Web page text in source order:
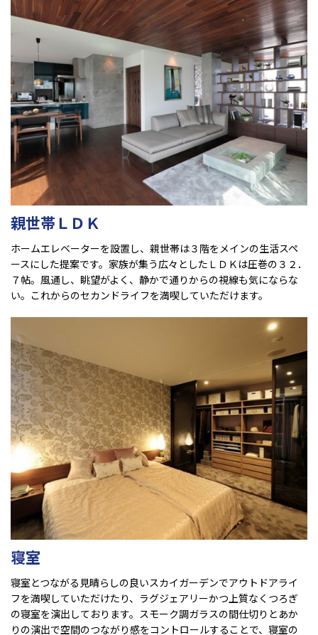
親世帯ＬＤＫ
ホームエレベーターを設置し、親世帯は３階をメインの生活スペ
ースにした提案です。家族が集う広々としたＬＤＫは圧巻の３２．
７帖。風通し、眺望がよく、静かで通りからの視線も気にならな
い。これからのセカンドライフを満喫していただけます。
寝室
寝室とつながる見晴らしの良いスカイガーデンでアウトドアライ
フを満喫していただけたり、ラグジェアリーかつ上質なくつろぎ
の寝室を演出しております。スモーク調ガラスの間仕切りとあか
りの演出で空間のつながり感をコントロールすることで、寝室の